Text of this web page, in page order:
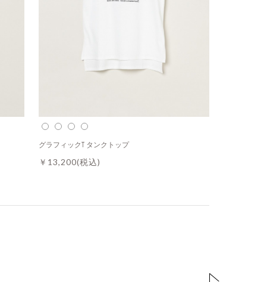
グラフィックT タンクトップ
￥13,200(税込)